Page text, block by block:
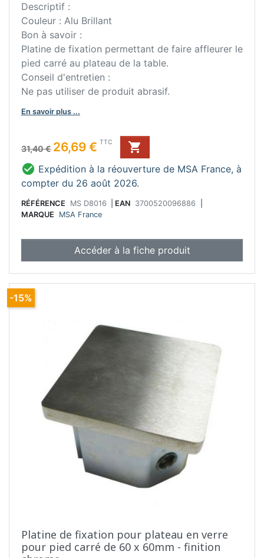
Descriptif :
Couleur : Alu Brillant
Bon à savoir :
Platine de fixation permettant de faire affleurer le
pied carré au plateau de la table.
Conseil d'entretien :
Ne pas utiliser de produit abrasif.
En savoir plus ...
Prix de base
31,40 €
Prix 26,69 € TTC

 Expédition à la réouverture de MSA France, à
compter du 26 août 2026.
RÉFÉRENCE MS D8016 EAN 3700520096886
MARQUE
MSA France
Accéder à la fiche produit
Platine de fixation pour plateau en verre
pour pied carré de 60 x 60mm - finition
-15%